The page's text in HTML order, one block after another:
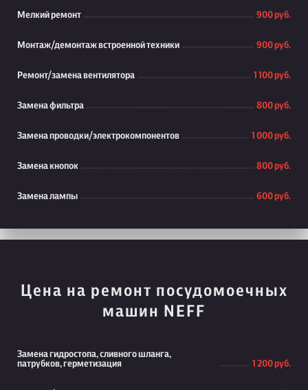
Мелкий ремонт 900 руб.
Монтаж/демонтаж встроенной техники 900 руб.
Ремонт/замена вентилятора 1 100 руб.
Замена фильтра 800 руб.
Замена проводки/электрокомпонентов 1 000 руб.
Замена кнопок 800 руб.
Замена лампы 600 руб.
Цена на ремонт посудомоечных
машин NEFF
Замена гидростопа, сливного шланга,
патрубков, герметизация
1 200 руб.